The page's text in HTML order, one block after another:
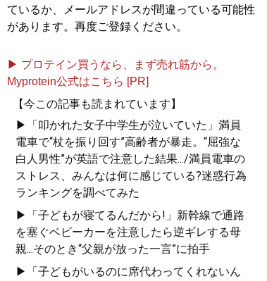
ているか、メールアドレスが間違っている可能性
があります。再度ご登録ください。
▶ プロテイン買うなら、まず売れ筋から。
Myprotein公式はこちら [PR]
【今この記事も読まれています】
▶「叩かれた女子中学生が泣いていた」満員
電車で“杖を振り回す”高齢者が暴走。“屈強な
白人男性”が英語で注意した結果.../満員電車の
ストレス、みんなは何に感じている?迷惑行為
ランキングを調べてみた
▶「子どもが寝てるんだから!」新幹線で通路
を塞ぐベビーカーを注意したら逆ギレする母
親...そのとき“父親が放った一言”に拍手
▶「子どもがいるのに席代わってくれないん